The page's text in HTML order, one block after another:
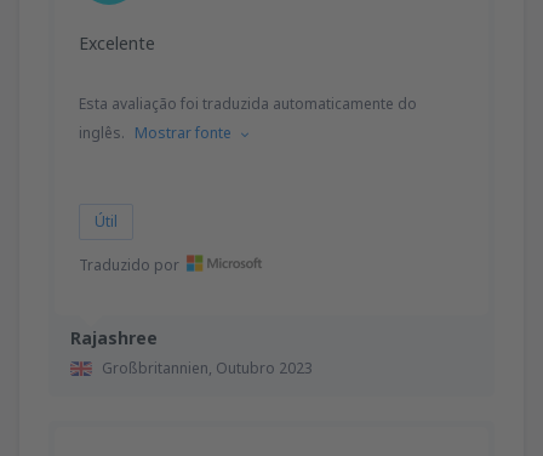
Rajashree
Großbritannien, Outubro 2023
Excelente
Esta avaliação foi traduzida automaticamente do
inglês. Mostrar fonte
Útil
Traduzido por